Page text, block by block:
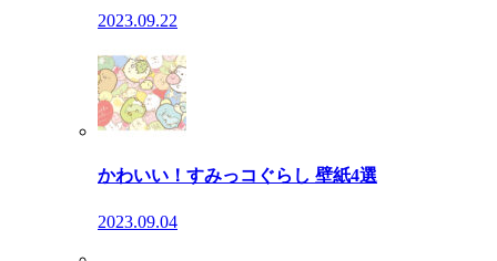
2023.09.22
かわいい！すみっコぐらし 壁紙4選
2023.09.04